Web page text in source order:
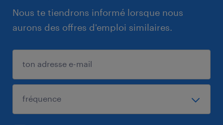
Nous te tiendrons informé lorsque nous
aurons des offres d'emploi similaires.